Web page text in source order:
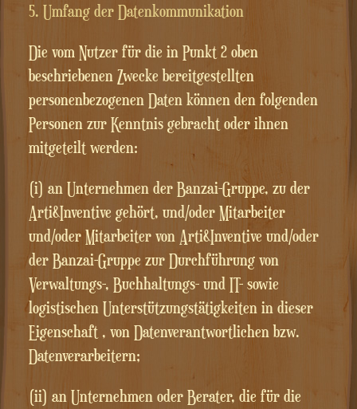
5. Umfang der Datenkommunikation
Die vom Nutzer für die in Punkt 2 oben
beschriebenen Zwecke bereitgestellten
personenbezogenen Daten können den folgenden
Personen zur Kenntnis gebracht oder ihnen
mitgeteilt werden:
(i) an Unternehmen der Banzai-Gruppe, zu der
Arti&Inventive gehört, und/oder Mitarbeiter
und/oder Mitarbeiter von Arti&Inventive und/oder
der Banzai-Gruppe zur Durchführung von
Verwaltungs-, Buchhaltungs- und IT- sowie
logistischen Unterstützungstätigkeiten in dieser
Eigenschaft , von Datenverantwortlichen bzw.
Datenverarbeitern;
(ii) an Unternehmen oder Berater, die für die